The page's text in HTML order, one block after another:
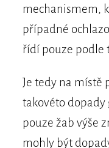
mechanismem,
případné
řídí pouze podle
Je tedy na místě
takovéto
pouze žab výše
mohly být